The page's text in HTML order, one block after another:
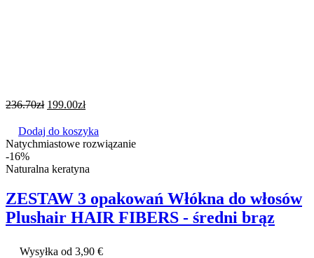
236.70zł 199.00zł
Dodaj do koszyka
Natychmiastowe rozwiązanie
-16%
Naturalna keratyna
ZESTAW 3 opakowań Włókna do włosów
Plushair HAIR FIBERS - średni brąz
Wysyłka od 3,90 €